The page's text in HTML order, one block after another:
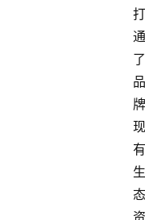
打
通
了
品
牌
现
有
生
态
资